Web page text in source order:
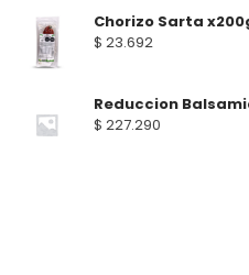
Chorizo Sarta
$ 23.692
Reduccion
$ 227.290